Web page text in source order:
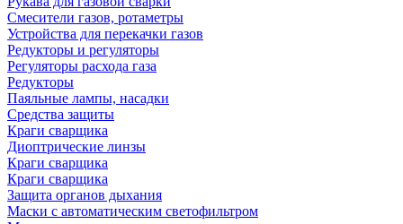
Смесители газов, ротаметры
Устройства для перекачки газов
Редукторы и регуляторы
Регуляторы расхода газа
Редукторы
Паяльные лампы, насадки
Средства защиты
Краги сварщика
Диоптрические линзы
Краги сварщика
Краги сварщика
Защита органов дыхания
Маски с автоматическим светофильтром